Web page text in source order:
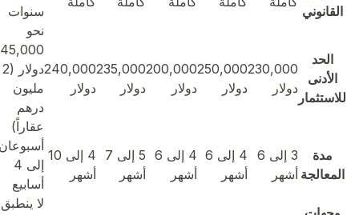
القانوني
سنوات
الحد
الأدنى
للاستثمار
230,000
دولار
250,000
دولار
200,000
دولار
235,000
دولار
240,000
دولار
نحو
545,000
دولار (2
مليون
درهم
عقاراً)
مدة
المعالجة
3 إلى 6
أشهر
4 إلى 6
أشهر
4 إلى 6
أشهر
5 إلى 7
أشهر
4 إلى 10
أشهر
أسبوعان
إلى 4
أسابيع
لا ينطبق